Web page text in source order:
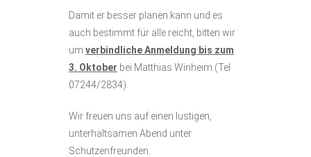
Damit er besser planen kann und es
auch bestimmt für alle reicht, bitten wir
um verbindliche Anmeldung bis zum
3. Oktober bei Matthias Winheim (Tel
07244/2834).
Wir freuen uns auf einen lustigen,
unterhaltsamen Abend unter
Schützenfreunden.